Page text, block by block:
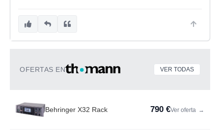
OFERTAS EN VER TODAS
Behringer X32 Rack 790 €Ver oferta →